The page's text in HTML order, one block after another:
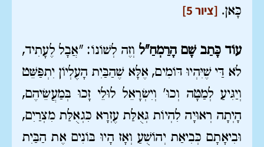
כָּאן. [ציור 5]
עוֹד כָּתַב שָׁם הָרַמְחַ"ל וְזֶה לְשׁוֹנוֹ: "אֲבָל לֶעָתִיד,
לֹא דַּי שֶׁיִּהְיוּ דּוֹמִים, אֶלָּא שֶׁהַבַּיִת הָעֶלְיוֹן יִתְפַּשֵּׁט
וְיַגִּיעַ לְמַטָּה וְכוּ' וְיִשְׂרָאֵל לוּלֵי זָכוּ בְּמַעֲשֵׂיהֶם,
הָיְתָה רְאוּיָה לִהְיוֹת גְּאֻלַּת עֶזְרָא כִּגְאֻלַּת מִצְרַיִם,
וּבִיאָתָם כְּבִיאַת יְהוֹשֻׁעַ וְאָז הָיוּ בּוֹנִים אֶת הַבַּיִת